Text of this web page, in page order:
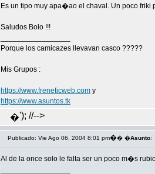
Es un tipo muy apa�ao el chaval. Un poco
Saludos Bolo !!!
Porque los camicazes llevavan casco ?????
Mis Grupos :
https://www.freneticweb.com y
https://www.asuntos.tk
�'); //-->
Publicado: Vie Ago 06, 2004 8:01 pm�� �Asunto:
Al de la once solo le falta ser un poco m�s